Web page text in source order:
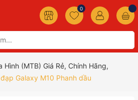
0
Hình (MTB) Giá Rẻ, Chính Hãng,
Galaxy M10 Phanh dầu